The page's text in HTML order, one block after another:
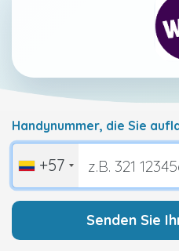
Handynummer, die Sie
+57
Senden Sie